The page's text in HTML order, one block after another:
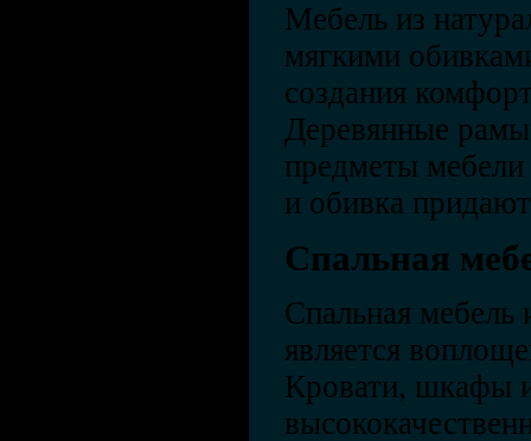
Мебель из
мягкими
создания
Деревянные
предметы
и обивка
Спальная
Спальная мебель
является
Кровати, шкафы